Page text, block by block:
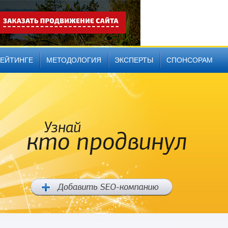
МЕТОДОЛОГИЯ ЭКСПЕРТЫ СПОНСОРАМ